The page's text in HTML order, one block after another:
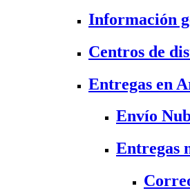
Información
Centros de
Entregas en
Envío
Entregas